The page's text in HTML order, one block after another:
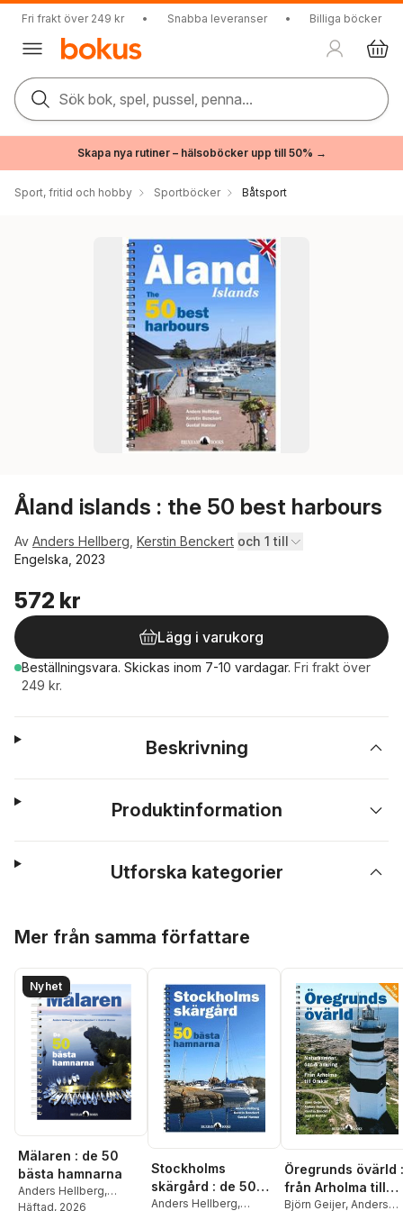
Fri frakt över 249 kr • Snabba leveranser • Billiga böcker
Sök bok, spel, pussel, penna...
Skapa nya rutiner – hälsoböcker upp till 50% →
Sport, fritid och hobby Sportböcker Båtsport
Åland islands : the 50 best harbours
Av Anders Hellberg Kerstin Benckert och 1 till
Engelska, 2023
572 kr
Lägg i varukorg
Beställningsvara. Skickas inom 7-10 vardagar. Fri frakt över
249 kr.
Beskrivning
Produktinformation
Utforska kategorier
Mer från samma författare
Nyhet
Mälaren : de 50
bästa hamnarna
Anders Hellberg,
Kerstin Benckert
Häftad, 2026
Stockholms
skärgård : de 50
bästa hamnarna
Anders Hellberg,
Öregrunds övärld :
från Arholma till
Örskär
Björn Geijer, Anders